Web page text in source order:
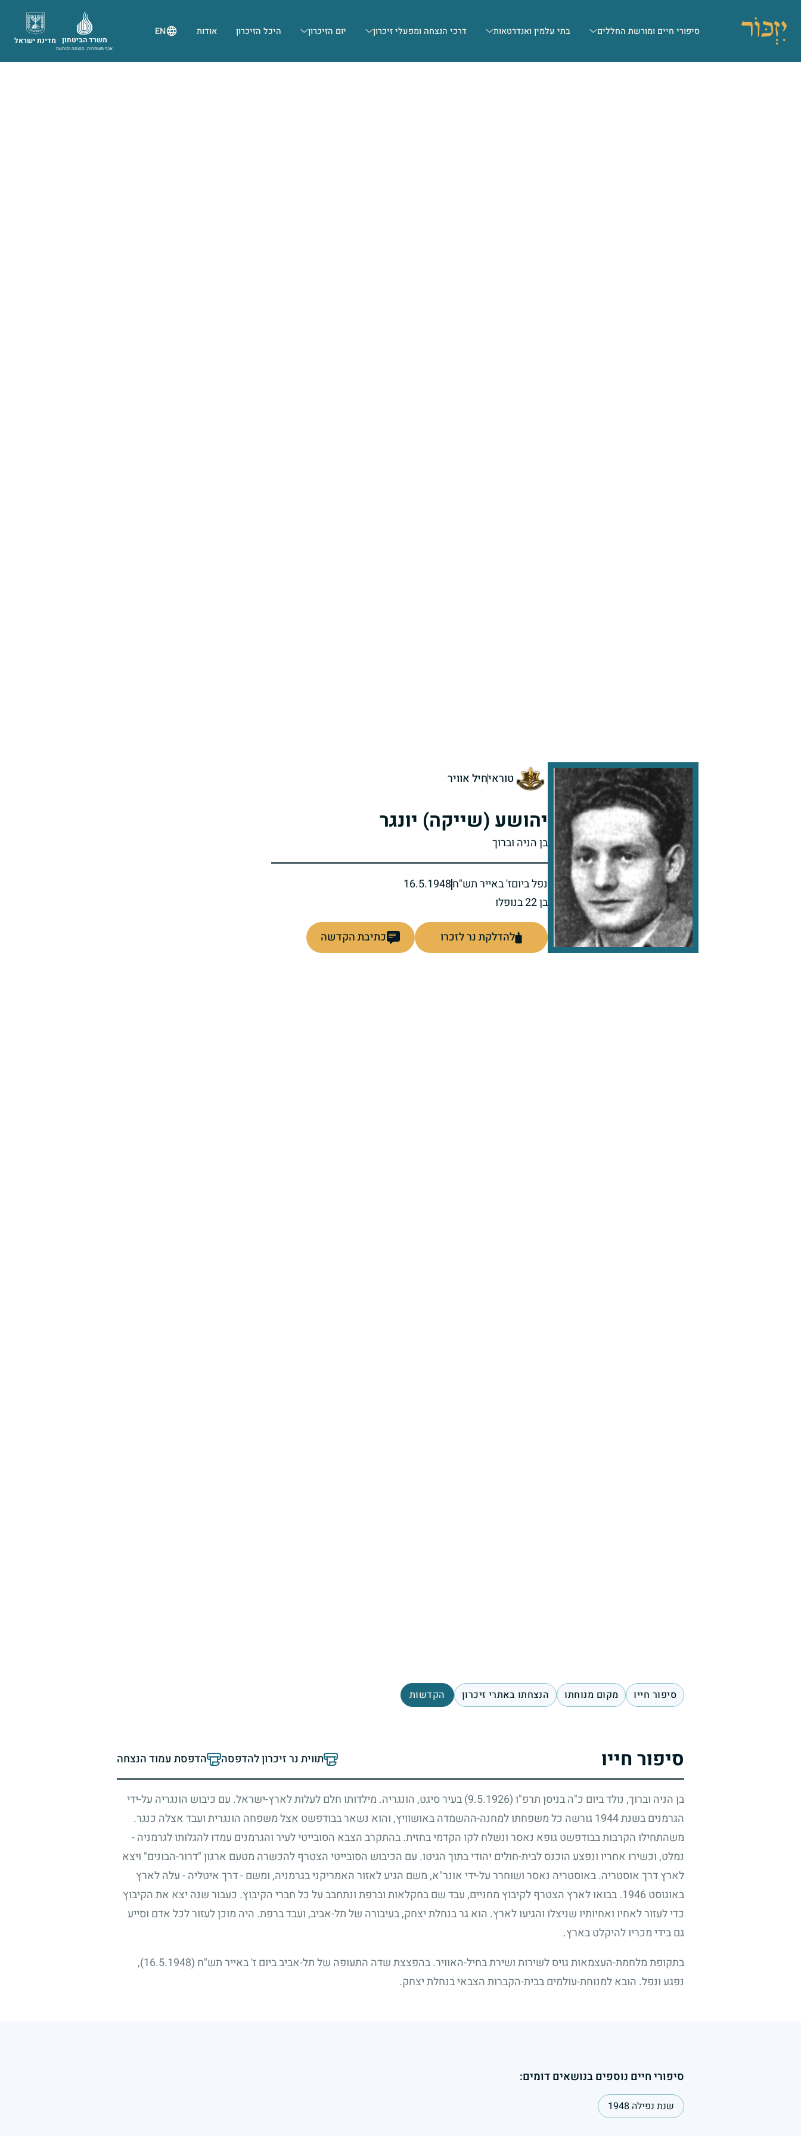
סיפורי חיים ומורשת החללים בתי עלמין ואנדרטאות דרכי הנצחה ומפעלי זיכרון יום הזיכרון היכל הזיכרון אודות EN
מדינת ישראל משרד הביטחון
אגף משפחות, הנצחה ומורשת
טוראיחיל אוויר
יהושע (שייקה) יונגר
בן הניה וברוך
נפל ביוםז' באייר תש"ח16.5.1948
בן 22 בנופלו
להדלקת נר לזכרו כתיבת הקדשה
סיפור חייו מקום מנוחתו הנצחתו באתרי זיכרון הקדשות
סיפור חייו תווית נר זיכרון להדפסה הדפסת עמוד הנצחה
בן הניה וברוך, נולד ביום כ"ה בניסן תרפ"ו (9.5.1926)
בעיר סיגט, הונגריה. מילדותו חלם לעלות לארץ-ישראל. עם כיבוש הונגריה על-ידי
הגרמנים בשנת1944 גורשה כל משפחתו למחנה-ההשמדה באושוויץ, והוא נשאר בבודפשט אצל משפחה הונגרית ועבד אצלה כנגר.
משהתחילו הקרבות בבודפשט גופא נאסר ונשלח לקו הקדמי בחזית. בהתקרב הצבא הסובייטי לעיר והגרמנים עמדו להגלותו לגרמניה -
נמלט, וכשירו אחריו ונפצע הוכנס לבית-חולים יהודי בתוך הגיטו. עם הכיבוש הסובייטי הצטרף להכשרה מטעם ארגון "דרור-הבונים" ויצא
לארץ דרך אוסטריה. באוסטריה נאסר ושוחרר על-ידי אונר"א, משם הגיע לאזור האמריקני בגרמניה, ומשם - דרך איטליה - עלה לארץ
באוגוסט1946. בבואו לארץ הצטרף לקיבוץ מחניים, עבד שם בחקלאות וברפת ונתחבב על כל חברי הקיבוץ. כעבור שנה יצא את הקיבוץ
כדי לעזור לאחיו ואחיותיו שניצלו והגיעו לארץ. הוא גר בנחלת יצחק, בעיבורה של תל-אביב, ועבד ברפת. היה מוכן לעזור לכל אדם וסייע
גם בידי מכריו להיקלט בארץ.
בתקופת מלחמת-העצמאות גויס לשירות ושירת בחיל-האוויר. בהפצצת שדה התעופה של תל-אביב ביום ז' באייר תש"ח (16.5.1948)
,
נפגע ונפל. הובא למנוחת-עולמים בבית-הקברות הצבאי בנחלת יצחק.
סיפורי חיים נוספים בנושאים דומים:
שנת נפילה 1948